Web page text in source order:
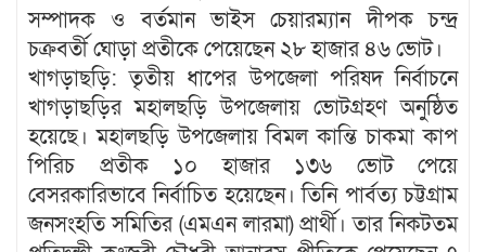
সম্পাদক ও বর্তমান ভাইস চেয়ারম্যান দীপক চন্দ্র
চক্রবর্তী ঘোড়া প্রতীকে পেয়েছেন ২৮ হাজার ৪৬ ভোট।
খাগড়াছড়ি: তৃতীয় ধাপের উপজেলা পরিষদ নির্বাচনে
খাগড়াছড়ির মহালছড়ি উপজেলায় ভোটগ্রহণ অনুষ্ঠিত
হয়েছে। মহালছড়ি উপজেলায় বিমল কান্তি চাকমা কাপ
পিরিচ প্রতীক ১০ হাজার ১৩৬ ভোট পেয়ে
বেসরকারিভাবে নির্বাচিত হয়েছেন। তিনি পার্বত্য চট্টগ্রাম
জনসংহতি সমিতির (এমএন লারমা) প্রার্থী। তার নিকটতম